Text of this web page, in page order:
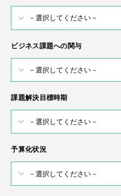
ビジネス課題への関与
課題解決目標時期
予算化状況